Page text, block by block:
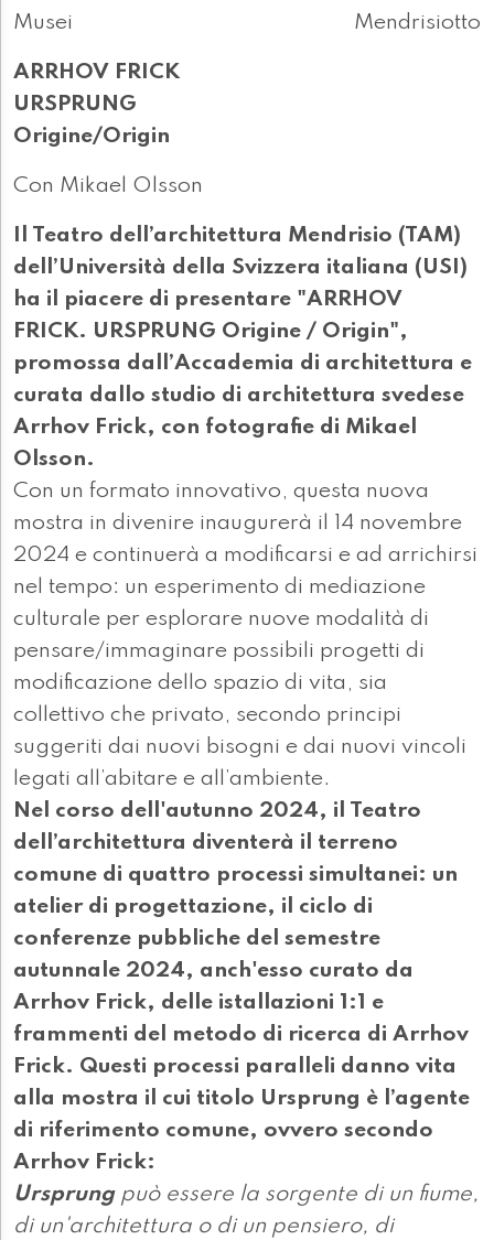
Musei Mendrisiotto
ARRHOV FRICK
URSPRUNG
Origine/Origin
Con Mikael Olsson
Il Teatro dell’architettura Mendrisio (TAM)
dell’Università della Svizzera italiana (USI)
ha il piacere di presentare "ARRHOV
FRICK. URSPRUNG Origine / Origin",
promossa dall’Accademia di architettura e
curata dallo studio di architettura svedese
Arrhov Frick, con fotografie di Mikael
Olsson.
Con un formato innovativo, questa nuova
mostra in divenire inaugurerà il 14 novembre
2024 e continuerà a modificarsi e ad arrichirsi
nel tempo: un esperimento di mediazione
culturale per esplorare nuove modalità di
pensare/immaginare possibili progetti di
modificazione dello spazio di vita, sia
collettivo che privato, secondo principi
suggeriti dai nuovi bisogni e dai nuovi vincoli
legati all’abitare e all’ambiente.
Nel corso dell'autunno 2024, il Teatro
dell’architettura diventerà il terreno
comune di quattro processi simultanei: un
atelier di progettazione, il ciclo di
conferenze pubbliche del semestre
autunnale 2024, anch'esso curato da
Arrhov Frick, delle istallazioni 1:1 e
frammenti del metodo di ricerca di Arrhov
Frick. Questi processi paralleli danno vita
alla mostra il cui titolo Ursprung è l’agente
di riferimento comune, ovvero secondo
Arrhov Frick:
Ursprungpuò essere la sorgente di un fiume,
di un'architettura o di un pensiero, di